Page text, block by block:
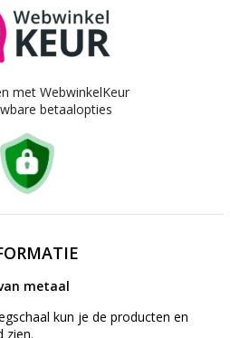
met WebwinkelKeur
betaalopties
metaal
kun je de producten en
zien.